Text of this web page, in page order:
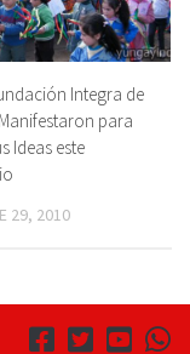
Integra de
para
Ideas este
29, 2010